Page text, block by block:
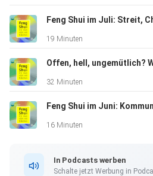
Leidenschaft, Erde für Ruhe und
dort, wo
finden,
Verhalten verstehen – ohne sich
die Frage an euch: Macht es
in
doch eigentlich lernen wollen,
19 Minuten
32 Minuten
16 Minuten
In Podcasts werben
Schalte jetzt Werbung in